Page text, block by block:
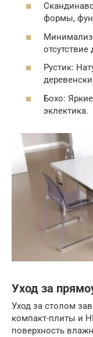
формы,
отсутствие
Рустик:
Бохо:
эклектика.
Уход за
Уход за столом
компакт-плиты и
поверхность